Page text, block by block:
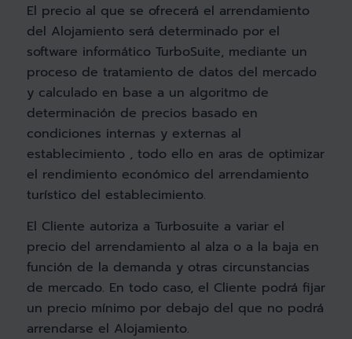
El precio al que se ofrecerá el arrendamiento
del Alojamiento será determinado por el
software informático TurboSuite, mediante un
proceso de tratamiento de datos del mercado
y calculado en base a un algoritmo de
determinación de precios basado en
condiciones internas y externas al
establecimiento , todo ello en aras de optimizar
el rendimiento económico del arrendamiento
turístico del establecimiento.
El Cliente autoriza a Turbosuite a variar el
precio del arrendamiento al alza o a la baja en
función de la demanda y otras circunstancias
de mercado. En todo caso, el Cliente podrá fijar
un precio mínimo por debajo del que no podrá
arrendarse el Alojamiento.